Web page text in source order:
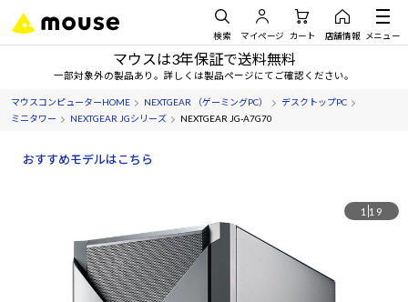
検索 マイページ カート 店舗情報 メニュー
マウスは3年保証で送料無料
一部対象外の製品あり。詳しくは製品ページにてご確認ください。
マウスコンピューターHOME NEXTGEAR （ゲーミングPC）
デスクトップPC
ミニタワー
NEXTGEAR JGシリーズ NEXTGEAR JG-A7G70
おすすめモデルはこちら
1 19